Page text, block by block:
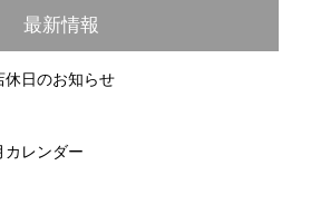
最新情報
休日のお知らせ
カレンダー